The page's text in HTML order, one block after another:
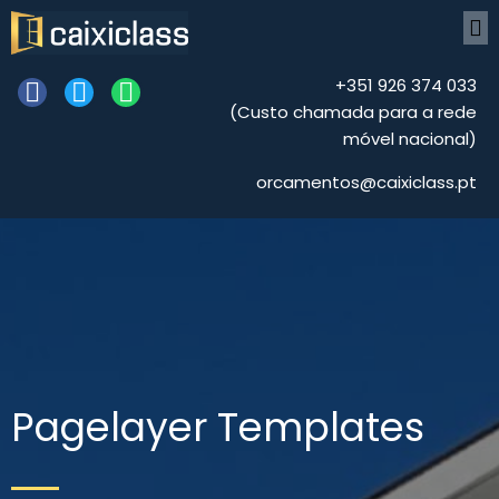
+351926 374 033
(Custo chamada para a rede
móvel nacional)
orcamentos@caixiclass.pt
Pagelayer Templates